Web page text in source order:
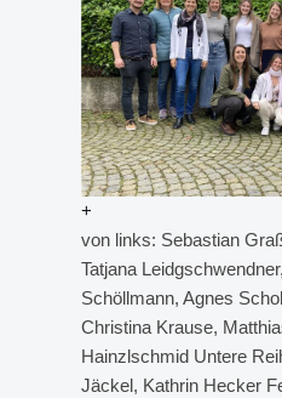
+
von links: Sebastian
Tatjana
Schöllmann, Agnes
Christina Krause,
Hainzlschmid Untere
Jäckel, Kathrin Hecker